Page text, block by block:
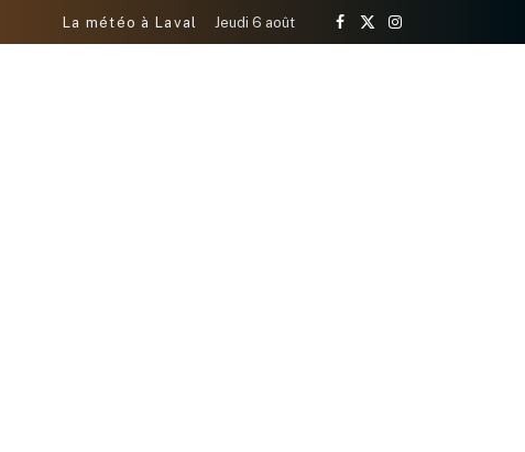
La météo à Laval Jeudi 6 août
Facebook
X
Instagram